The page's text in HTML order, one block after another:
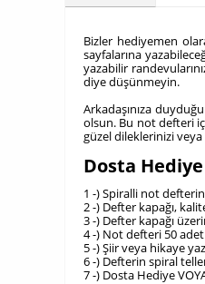
Bizler hediyemen
sayfalarına
yazabilir
diye düşünmeyin.
Arkadaşınıza
olsun. Bu not defteri
güzel dileklerinizi
Dosta
1 -) Spiralli not
2 -) Defter kapağı,
3 -) Defter kapağı
4 -) Not defteri 50
5 -) Şiir veya hikaye
6 -) Defterin spiral
7 -) Dosta Hediye